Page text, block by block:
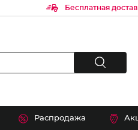
Бесплатная
Распродажа